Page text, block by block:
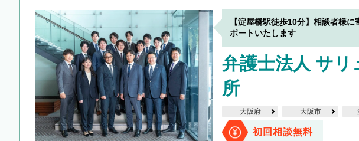
【淀屋橋駅徒歩10分】相談者様
ポートいたします
弁護士法人 サリ
所
大阪府 大阪市
初回相談無料